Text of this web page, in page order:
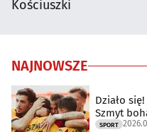
Kościuszki
NAJNOWSZE
Działo
Szmyt
SPORT